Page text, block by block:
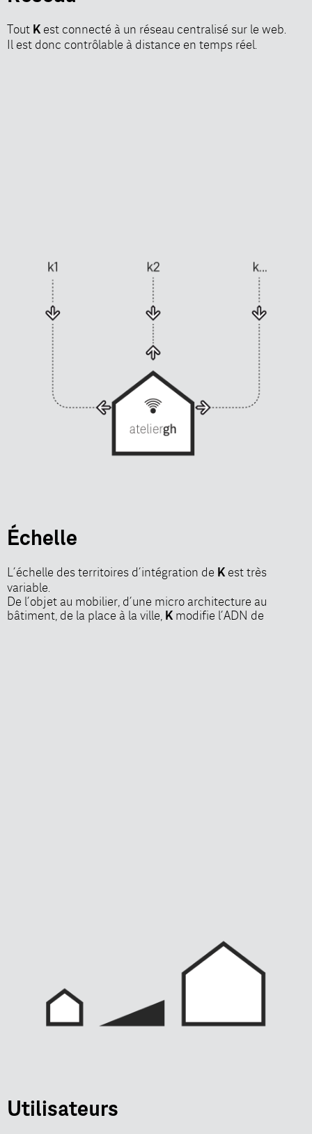
Tout K est connecté à un réseau centralisé sur le web.
Il est donc contrôlable à distance en temps réel.
Échelle
L’échelle des territoires d’intégration de K est très
variable.
De l’objet au mobilier, d’une micro architecture au
bâtiment, de la place à la ville,
K modifie l’ADN de
Utilisateurs